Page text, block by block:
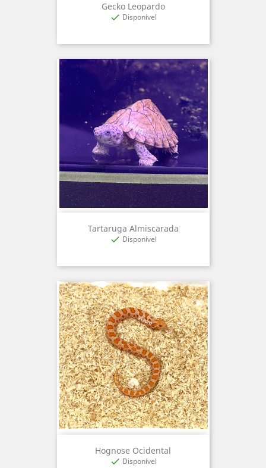
Gecko Leopardo
 Disponível
Tartaruga Almiscarada
 Disponível
Hognose Ocidental
 Disponível